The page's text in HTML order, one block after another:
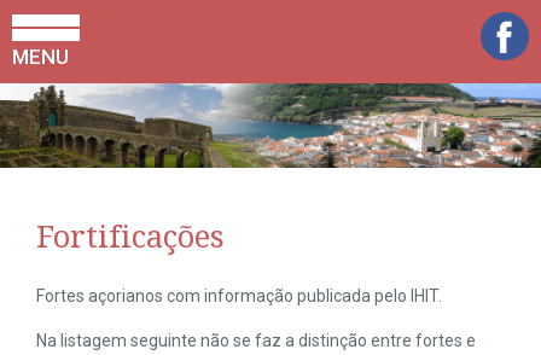
MENU
Fortificações
Fortes açorianos com informação publicada pelo IHIT.
Na listagem seguinte não se faz a distinção entre fortes e